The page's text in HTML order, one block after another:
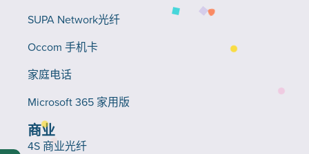
SUPA Network光纤
Occom 手机卡
家庭电话
Microsoft 365 家用版
商业
4S 商业光纤